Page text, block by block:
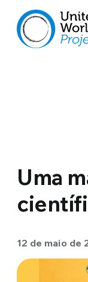
Uma
12 de maio de